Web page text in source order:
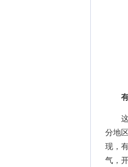
这期
分地
现，
气，